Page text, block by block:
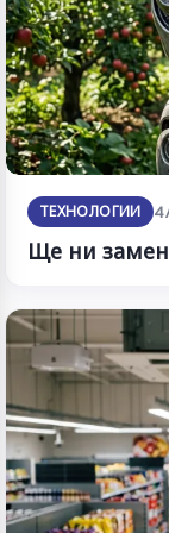
ТЕХНОЛОГИИ 4
Ще ни